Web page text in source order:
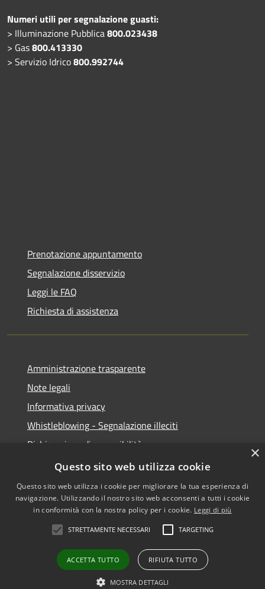
Numeri utili per segnalazione guasti:
> Illuminazione Pubblica800.023438
> Gas800.413330
> Servizio Idrico800.992744
Prenotazione appuntamento
Segnalazione disservizio
Leggi le FAQ
Richiesta di assistenza
Amministrazione trasparente
Note legali
Informativa privacy
Whistleblowing - Segnalazione illeciti
Dichiarazione di accessibilità
Obiettivi di acessibilità
Accessibilità
Copyright © 2026 • Comune di
Voghera • Powered by
Municipium•
redazione
×
Questo sito web utilizza cookie
Questo sito web utilizza i cookie per migliorare la tua esperienza di
navigazione. Utilizzando il nostro sito web acconsenti a tutti i cookie
in conformità con la nostra policy per i cookie. Leggi di più
STRETTAMENTE NECESSARI TARGETING
ACCETTA TUTTO RIFIUTA TUTTO
MOSTRA DETTAGLI